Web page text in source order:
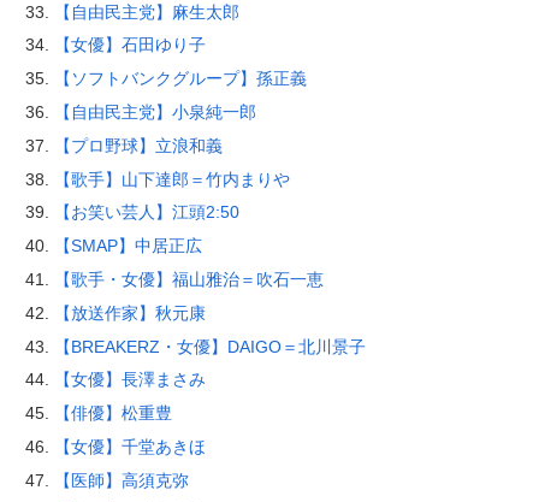
【自由民主党】麻生太郎
【女優】石田ゆり子
【ソフトバンクグループ】孫正義
【自由民主党】小泉純一郎
【プロ野球】立浪和義
【歌手】山下達郎＝竹内まりや
【お笑い芸人】江頭2:50
【SMAP】中居正広
【歌手・女優】福山雅治＝吹石一恵
【放送作家】秋元康
【BREAKERZ・女優】DAIGO＝北川景子
【女優】長澤まさみ
【俳優】松重豊
【女優】千堂あきほ
【医師】高須克弥